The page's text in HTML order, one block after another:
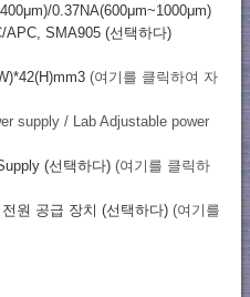
0.37NA(600μm~1000μm)
APC, SMA905 (선택하다)
(여기를 클릭하여 자
supply / Lab Adjustable power
(선택하다) (여기를 클릭하
원 공급 장치 (선택하다) (여기를